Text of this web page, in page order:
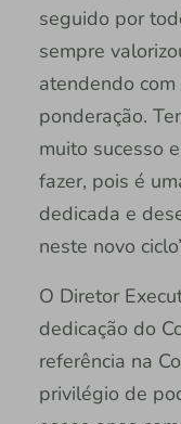
seguido por
sempre
atendendo
ponderação.
muito sucesso
fazer, pois é
dedicada e
neste novo
O Diretor
dedicação do
referência na
privilégio de